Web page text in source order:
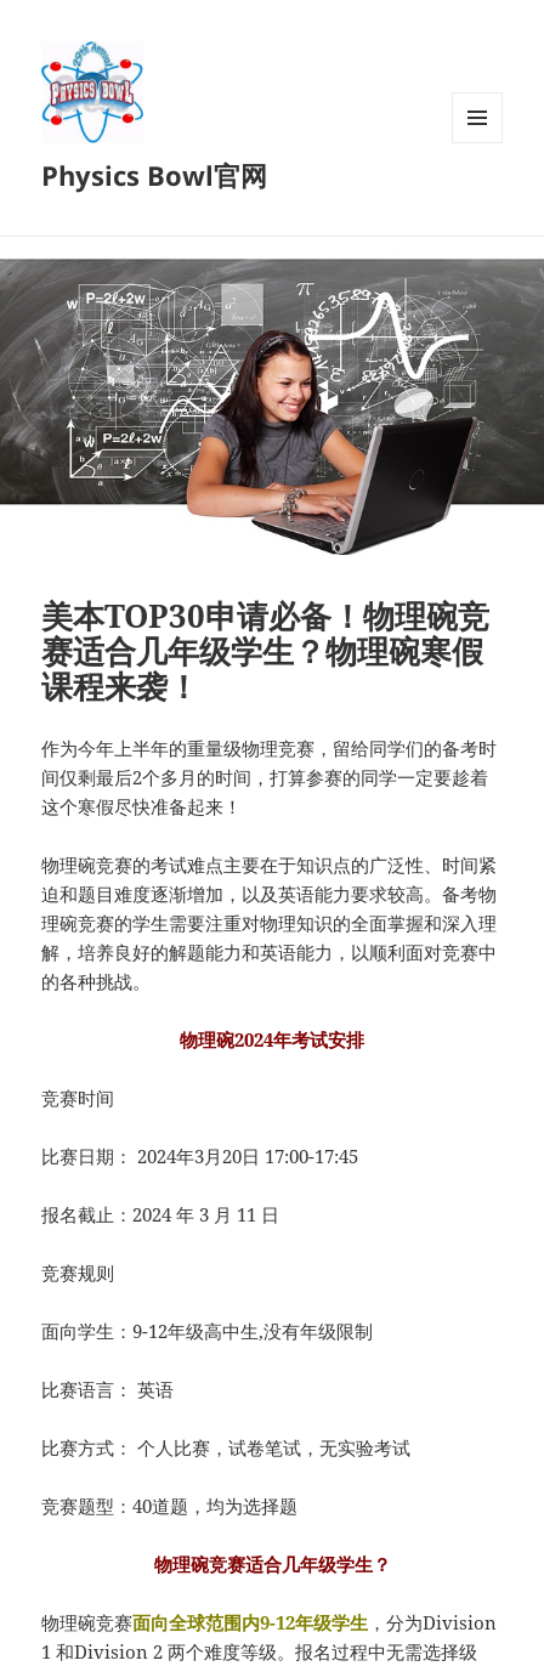
Physics Bowl官网
美本TOP30申请必备！物理碗竞
赛适合几年级学生？物理碗寒假
课程来袭！
作为今年上半年的重量级物理竞赛，留给同学们的备考时
间仅剩最后2个多月的时间，打算参赛的同学一定要趁着
这个寒假尽快准备起来！
物理碗竞赛的考试难点主要在于知识点的广泛性、时间紧
迫和题目难度逐渐增加，以及英语能力要求较高。备考物
理碗竞赛的学生需要注重对物理知识的全面掌握和深入理
解，培养良好的解题能力和英语能力，以顺利面对竞赛中
的各种挑战。
物理碗2024年考试安排
竞赛时间
比赛日期： 2024年3月20日 17:00-17:45
报名截止：2024 年 3 月 11 日
竞赛规则
面向学生：9-12年级高中生,没有年级限制
比赛语言： 英语
比赛方式： 个人比赛，试卷笔试，无实验考试
竞赛题型：40道题，均为选择题
物理碗竞赛适合几年级学生？
物理碗竞赛面向全球范围内9-12年级学生 ，分为Division
1 和Division 2 两个难度等级。报名过程中无需选择级